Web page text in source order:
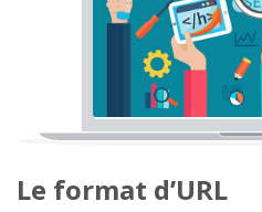
Le format d’URL